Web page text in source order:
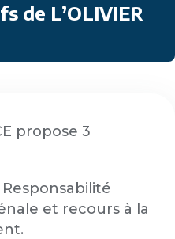
de L’OLIVIER
propose 3
Responsabilité
et recours à la